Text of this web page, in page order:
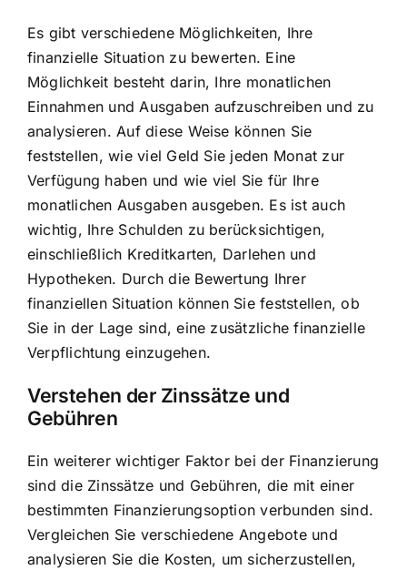
Es gibt verschiedene Möglichkeiten, Ihre
finanzielle Situation zu bewerten. Eine
Möglichkeit besteht darin, Ihre monatlichen
Einnahmen und Ausgaben aufzuschreiben und zu
analysieren. Auf diese Weise können Sie
feststellen, wie viel Geld Sie jeden Monat zur
Verfügung haben und wie viel Sie für Ihre
monatlichen Ausgaben ausgeben. Es ist auch
wichtig, Ihre Schulden zu berücksichtigen,
einschließlich Kreditkarten, Darlehen und
Hypotheken. Durch die Bewertung Ihrer
finanziellen Situation können Sie feststellen, ob
Sie in der Lage sind, eine zusätzliche finanzielle
Verpflichtung einzugehen.
Verstehen der Zinssätze und
Gebühren
Ein weiterer wichtiger Faktor bei der Finanzierung
sind die Zinssätze und Gebühren, die mit einer
bestimmten Finanzierungsoption verbunden sind.
Vergleichen Sie verschiedene Angebote und
analysieren Sie die Kosten, um sicherzustellen,